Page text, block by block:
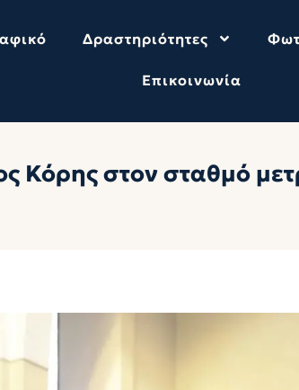
Δραστηριότητες
Επικοινωνία
Κόρης στον σταθμό